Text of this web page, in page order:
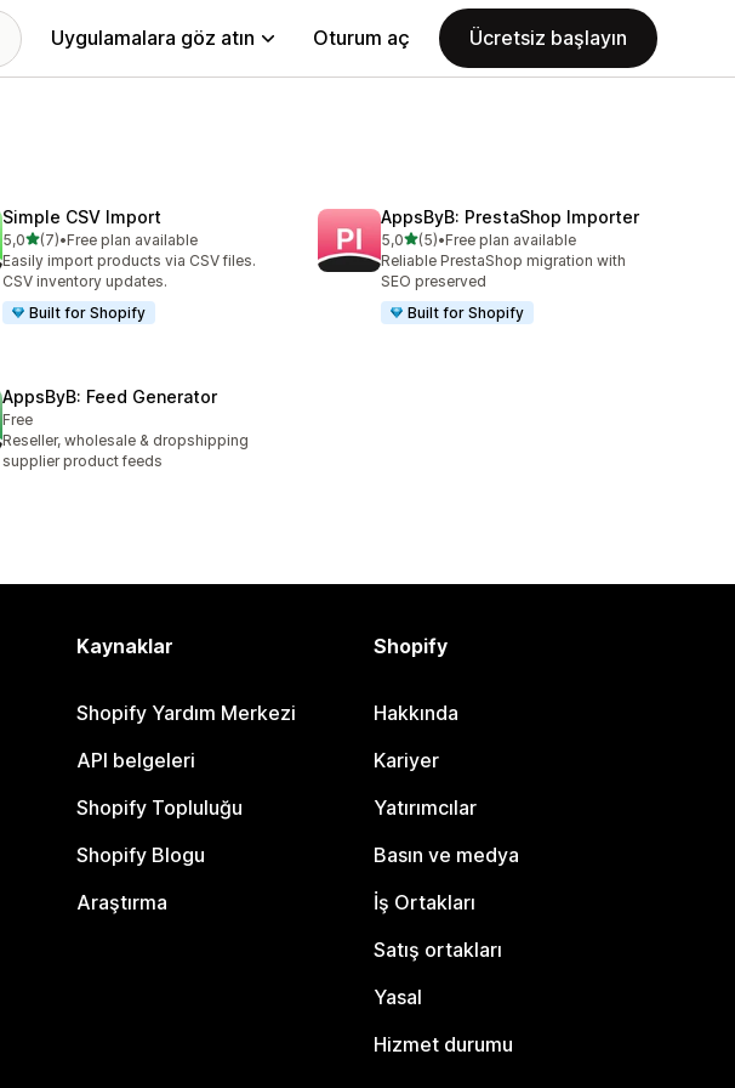
Uygulamalara göz atın Oturum aç Ücretsiz başlayın
Simple CSV Import
5,05 yıldız üzerinden
(7)
toplam 7 değerlendirme
•Free plan available
Easily import products via CSV files.
CSV inventory updates.
Built for Shopify
AppsByB: PrestaShop Importer
5,05 yıldız üzerinden
(5)
toplam 5 değerlendirme
•Free plan available
Reliable PrestaShop migration with
SEO preserved
Built for Shopify
AppsByB: Feed Generator
Free
Reseller, wholesale & dropshipping
supplier product feeds
Kaynaklar
Shopify Yardım Merkezi
API belgeleri
Shopify Topluluğu
Shopify Blogu
Araştırma
Shopify
Hakkında
Kariyer
Yatırımcılar
Basın ve medya
İş Ortakları
Satış ortakları
Yasal
Hizmet durumu